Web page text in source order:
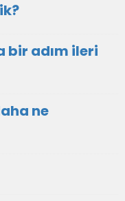
bir adım ileri
ne